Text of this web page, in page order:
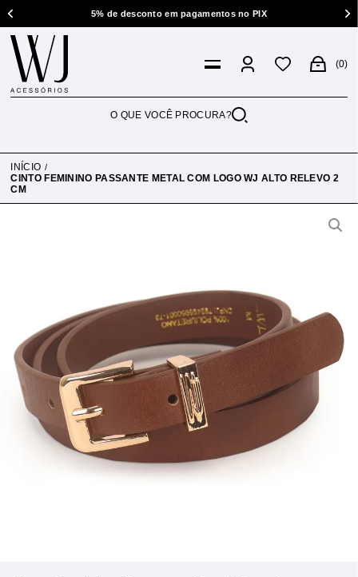
5% de desconto em pagamentos no PIX
0
INÍCIO
CINTO FEMININO PASSANTE METAL COM LOGO WJ ALTO RELEVO 2
CM